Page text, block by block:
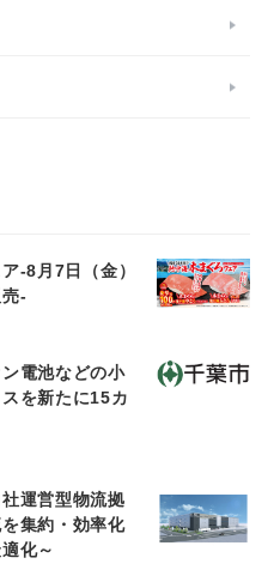
-8月7日（金）
-
電池などの小
を新たに15カ
運営型物流拠
集約・効率化
化～